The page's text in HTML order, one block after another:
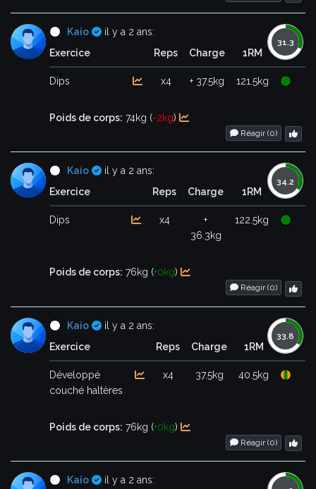
Kaio Certifié
il y a 2 ans:
Exercice
Reps Charge 1RM
Dips x4 + 37.5kg 121.5kg
Poids de corps: 74kg (-2kg)
Réagir (0)
Kaio Certifié
il y a 2 ans:
Exercice
Reps Charge 1RM
Dips x4
+
36.3kg
122.5kg
Poids de corps: 76kg (+0kg)
Réagir (0)
Kaio Certifié
il y a 2 ans:
Exercice
Reps Charge 1RM
Développé
couché haltères
x4 37.5kg 40.5kg
Poids de corps: 76kg (+0kg)
Réagir (0)
Kaio Certifié
il y a 2 ans: